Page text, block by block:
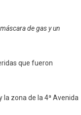
de gas y un
que fueron
la zona de la 4ª Avenida